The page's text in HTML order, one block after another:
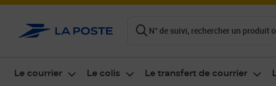
N° de suivi, rechercher un produit
Le courrier Le colis Le transfert de courrier